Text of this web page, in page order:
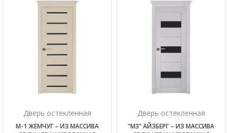
Дверь остекленная
М-1 ЖЕМЧУГ – ИЗ МАССИВА
Дверь остекленная
"М3" АЙЗБЕРГ – ИЗ МАССИВА